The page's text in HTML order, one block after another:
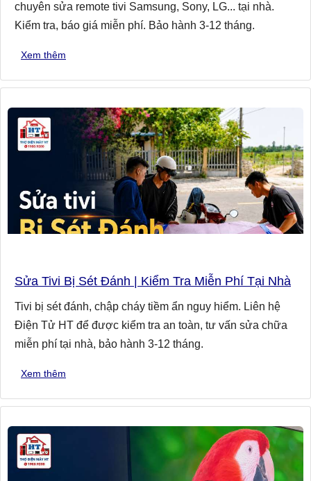
chuyên sửa remote tivi Samsung, Sony, LG... tại nhà.
Kiểm tra, báo giá miễn phí. Bảo hành 3-12 tháng.
Xem thêm
Sửa Tivi Bị Sét Đánh | Kiểm Tra Miễn Phí Tại Nhà
Tivi bị sét đánh, chập cháy tiềm ẩn nguy hiểm. Liên hệ
Điện Tử HT để được kiểm tra an toàn, tư vấn sửa chữa
miễn phí tại nhà, bảo hành 3-12 tháng.
Xem thêm